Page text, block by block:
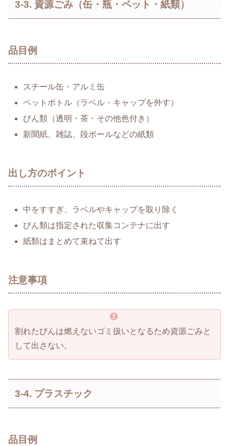
3-3. 資源ごみ（缶・瓶・ペット・紙類）
品目例
スチール缶・アルミ缶
ペットボトル（ラベル・キャップを外す）
びん類（透明・茶・その他色付き）
新聞紙、雑誌、段ボールなどの紙類
出し方のポイント
中をすすぎ、ラベルやキャップを取り除く
びん類は指定された収集コンテナに出す
紙類はまとめて束ねて出す
注意事項
割れたびんは燃えないゴミ扱いとなるため資源ごみと
して出さない。
3-4. プラスチック
品目例